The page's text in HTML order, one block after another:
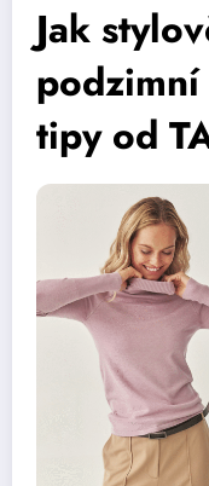
Jak
tipy od